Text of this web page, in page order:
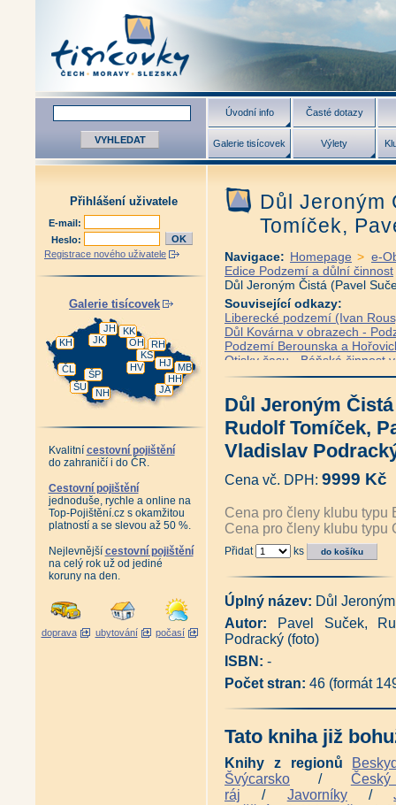
Úvodní info Časté dotazy
Galerie tisícovek Výlety
Přihlášení uživatele
E-mail:
Heslo:
Registrace nového uživatele
Galerie tisícovek
JA
HH
MB
HJ
HV
NH
KS
RH
ŠP
ŠU
OH
JK
KK
ČL
JH
KH
Kvalitní cestovní pojištění
do zahraničí i do ČR.
Cestovní pojištění
jednoduše, rychle a online na
Top-Pojištění.cz s okamžitou
platností a se slevou až 50 %.
Nejlevnější cestovní pojištění
na celý rok už od jediné
koruny na den.
doprava ubytování počasí
Důl Jeroným
Tomíček,
Navigace: Homepage > e-
Edice Podzemí a důlní činnost
Důl Jeroným Čistá (Pavel
Související odkazy:
Liberecké podzemí (Ivan
Důl Kovárna v obrazech -
Podzemí Berounska a
Otisky času - Báňská činnost
Antikvariát - Doly, hutě a
I tudy kráčely dějiny (Vladimír
Antikvariát - Tisíc let
Antikvariát - Báňské
Antikvariát - Kahany,
Staré hornické a hutnické
Odvodňování dolů dědičnými
Význam historických
Vzpomínka na závod Libík
Antikvariát - Česko-německý
český slovník názvů měst,
Antikvariát - 1000 let
Antikvariát - Těžba uranu v
Antikvariát - 30 let
Uranová Příbram (Josef Velfl,
Antikvariát - Příbramské a
Antikvariát - Po stezkách
Podzemní Praha (Václav
Tajemné podzemí na našem
Tajemství šumavského
Jeskyně a historická důlní
Jílovské zlaté doly - vydání
Jílovské zlaté doly - vydání
Antikvariát - Tajemství
Jeskyně České republiky na
Důl Jeroným
Rudolf Tomíček,
Vladislav
Cena vč. DPH: 9999 Kč
Cena pro členy klubu typu
Cena pro členy klubu typu
Přidat ks
Úplný název: Důl
Autor: Pavel Suček,
Podracký (foto)
ISBN: -
Počet stran: 46 (formát
Tato kniha již
Knihy z regionů
Švýcarsko /
ráj / Javorníky/